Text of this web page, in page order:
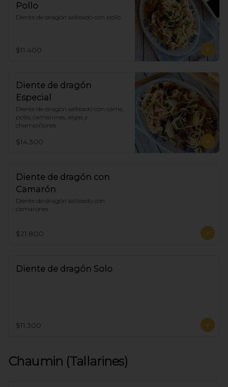
Pollo
Diente de dragón salteado con pollo
$11.400
Diente de dragón
Especial
Diente de dragón salteado con carne,
pollo, camarones, algas y
champiñones
$14.300
Diente de dragón con
Camarón
Diente de dragón salteado con
camarones
$21.800
Diente de dragón Solo
$11.300
Chaumin (Tallarines)